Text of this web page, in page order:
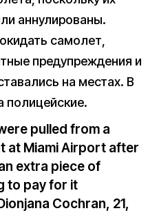
аннулированы.
самолет,
предупреждения и
на местах. В
полицейские.
pulled from a
at Miami Airport after
extra piece of
to pay for it
Cochran, 21,